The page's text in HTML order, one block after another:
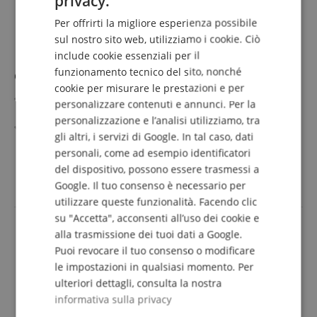
Classic Cantabile SP-316 Stage Piano Nero
88 tasti con meccanica a martello e graduazione del
Campionamento DAAS per un suono da pianoforte
autentico
Potenti altoparlanti 2 x 15 Watt
Polifonia a 128 voci per dinamiche ricche di dettagli
Integrazione wireless di Bluetooth Audio & MIDI
Mobile grazie all'alimentazione da rete o a batterie
mostra di più
276,00 €
IVA.incl. +
ITALIAN
SPANISH
Per offrirti la migliore esperienza possibile
sul nostro sito web, utilizziamo i cookie. Ciò
include cookie essenziali per il
funzionamento tecnico del sito, nonché
cookie per misurare le prestazioni e per
personalizzare contenuti e annunci. Per la
personalizzazione e l’analisi utilizziamo, tra
gli altri, i servizi di Google. In tal caso, dati
personali, come ad esempio identificatori
del dispositivo, possono essere trasmessi a
Google. Il tuo consenso è necessario per
utilizzare queste funzionalità. Facendo clic
su "Accetta", acconsenti all’uso dei cookie e
alla trasmissione dei tuoi dati a Google.
Puoi revocare il tuo consenso o modificare
le impostazioni in qualsiasi momento. Per
ulteriori dettagli, consulta la nostra
informativa sulla privacy